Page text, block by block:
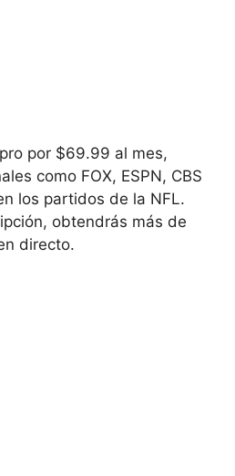
por $69.99 al mes,
como FOX, ESPN, CBS
los partidos de la NFL.
obtendrás más de
directo.